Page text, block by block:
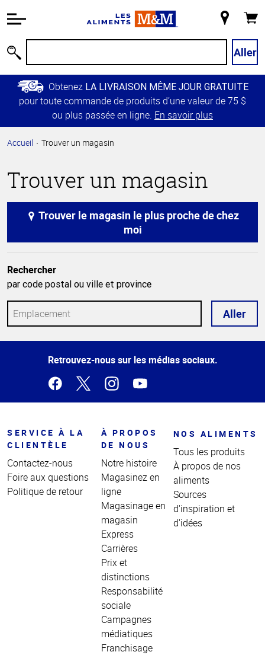
relative à
Passer
contenu
principal
Retour à
principale
magasin
Aller
Obtenez LA LIVRAISON MÊME JOUR GRATUITE
pour toute commande de produits d’une valeur de 75 $
ou plus passée en ligne. En savoir plus
Accueil Trouver un magasin
Trouver un magasin
moi
Rechercher
par code postal ou ville et province
Aller
Retrouvez-nous sur les médias sociaux.
SERVICE À LA
CLIENTÈLE
Contactez-nous
Foire aux questions
Politique de retour
À PROPOS
DE NOUS
Notre histoire
Magasinez en
ligne
Magasinage en
magasin
Express
Carrières
Prix et
distinctions
Responsabilité
sociale
Campagnes
médiatiques
Franchisage
NOS ALIMENTS
Tous les produits
À propos de nos
aliments
Sources
d'inspiration et
d'idées